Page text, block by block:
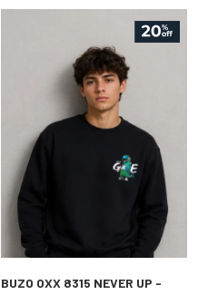
BUZO OXX 8315 NEVER UP -